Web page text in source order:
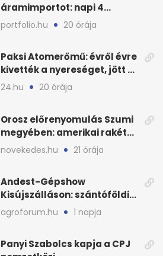
áramimportot: napi 4
milliárd forintos számla
portfolio.hu 20 órája
Paksi Atomerőmű: évről évre
kivették a nyereséget, jött a
baj
24.hu 20 órája
Orosz előrenyomulás Szumi
megyében: amerikai rakéták
is zsákmányként
novekedes.hu 21 órája
Andest-Gépshow
Kisújszálláson: szántóföldi
bemutató 2026. augusztus
12-én
agroforum.hu 1 napja
Panyi Szabolcs kapja a CPJ